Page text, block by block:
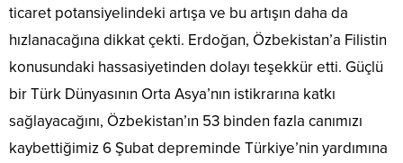
ticaret potansiyelindeki artışa ve bu artışın daha da
hızlanacağına dikkat çekti. Erdoğan, Özbekistan’a Filistin
konusundaki hassasiyetinden dolayı teşekkür etti. Güçlü
bir Türk Dünyasının Orta Asya’nın istikrarına katkı
sağlayacağını, Özbekistan’ın 53 binden fazla canımızı
kaybettiğimiz 6 Şubat depreminde Türkiye’nin yardımına